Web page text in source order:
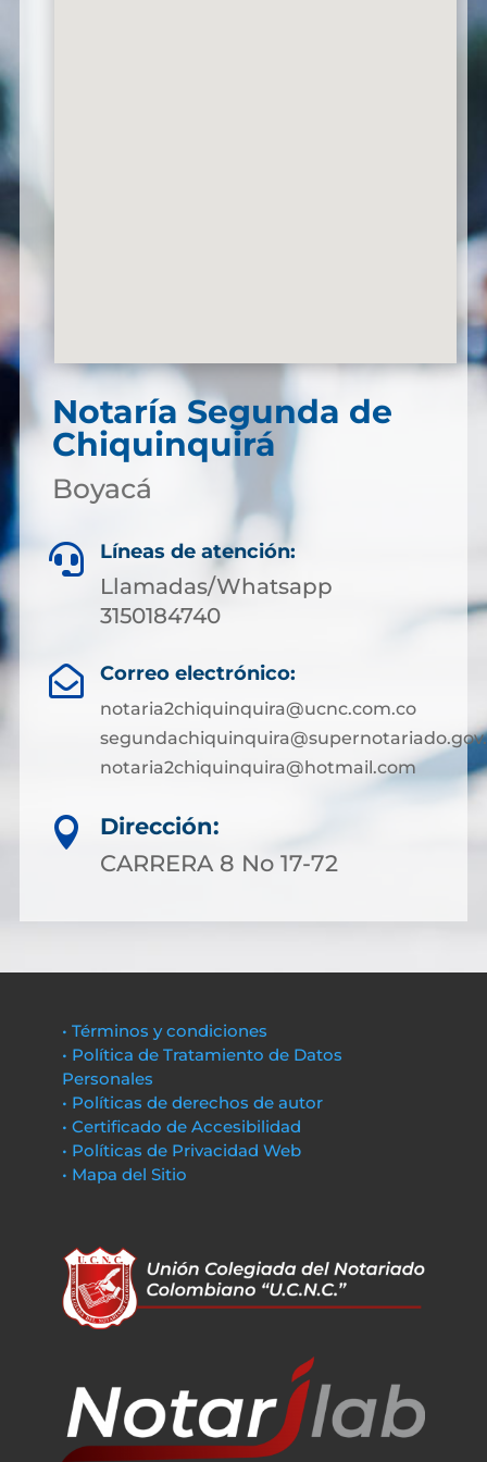
Notaría Segunda de
Chiquinquirá
Boyacá
 Líneas de atención:
Llamadas/Whatsapp
3150184740
 Correo electrónico:
notaria2chiquinquira@ucnc.com.co
notaria2chiquinquira@hotmail.com

Dirección:
CARRERA 8 No 17-72
• Términos y condiciones
• Política de Tratamiento de Datos
Personales
• Políticas de derechos de autor
• Certificado de Accesibilidad
• Políticas de Privacidad Web
• Mapa del Sitio